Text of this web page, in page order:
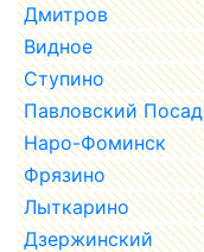
Дмитров
Видное
Ступино
Павловский Посад
Наро-Фоминск
Фрязино
Лыткарино
Дзержинский